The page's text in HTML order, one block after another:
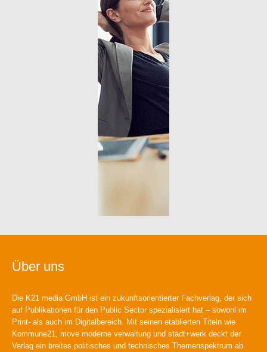
Über uns
Die K21 media GmbH ist ein zukunftsorientierter Fachverlag, der sich
auf Publikationen für den Public Sector spezialisiert hat – sowohl im
Print- als auch im Digitalbereich. Mit seinen etablierten Titeln wie
Kommune21, move moderne verwaltung und stadt+werk deckt der
Verlag ein breites politisches und technisches Themenspektrum ab.